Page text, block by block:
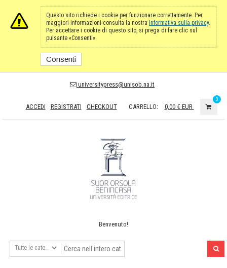
Questo sito richiede i cookie per funzionare correttamente. Per
maggiori informazioni consulta la nostra Informativa sulla privacy.
Per accettare i cookie di questo sito, si prega di fare clic sul
pulsante «Consenti».
Consenti
universitypress@unisob.na.it
ACCEDI REGISTRATI CHECKOUT CARRELLO: 0,00 € EUR
0
Benvenuto!